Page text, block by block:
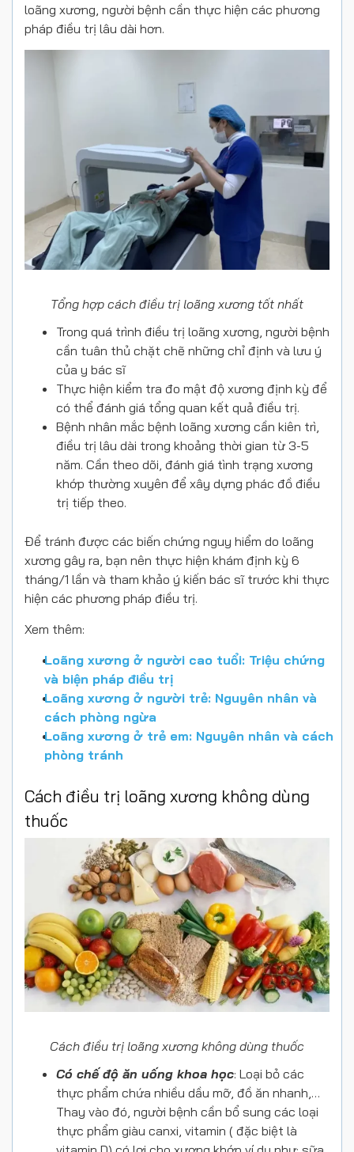
loãng xương, người bệnh cần thực hiện các phương
pháp điều trị lâu dài hơn.
Tổng hợp cách điều trị loãng xương tốt nhất
Trong quá trình điều trị loãng xương, người bệnh
cần tuân thủ chặt chẽ những chỉ định và lưu ý
của y bác sĩ
Thực hiện kiểm tra đo mật độ xương định kỳ để
có thể đánh giá tổng quan kết quả điều trị.
Bệnh nhân mắc bệnh loãng xương cần kiên trì,
điều trị lâu dài trong khoảng thời gian từ 3-5
năm. Cần theo dõi, đánh giá tình trạng xương
khớp thường xuyên để xây dựng phác đồ điều
trị tiếp theo.
Để tránh được các biến chứng nguy hiểm do loãng
xương gây ra, bạn nên thực hiện khám định kỳ 6
tháng/1 lần và tham khảo ý kiến bác sĩ trước khi thực
hiện các phương pháp điều trị.
Xem thêm:
Loãng xương ở người cao tuổi: Triệu chứng
và biện pháp điều trị
Loãng xương ở người trẻ: Nguyên nhân và
cách phòng ngừa
Loãng xương ở trẻ em: Nguyên nhân và cách
phòng tránh
Cách điều trị loãng xương không dùng
thuốc
Cách điều trị loãng xương không dùng thuốc
Có chế độ ăn uống khoa học: Loại bỏ các
thực phẩm chứa nhiều dầu mỡ, đồ ăn nhanh,…
Thay vào đó, người bệnh cần bổ sung các loại
thực phẩm giàu canxi, vitamin ( đặc biệt là